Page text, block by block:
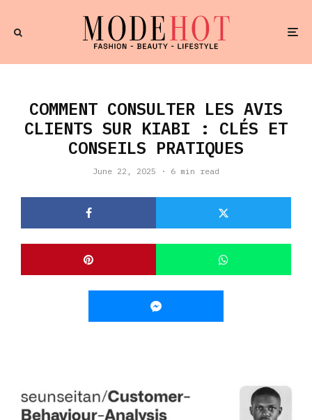
COMMENT CONSULTER LES AVIS
CLIENTS SUR KIABI : CLÉS ET
CONSEILS PRATIQUES
June 22, 2025 · 6 min read